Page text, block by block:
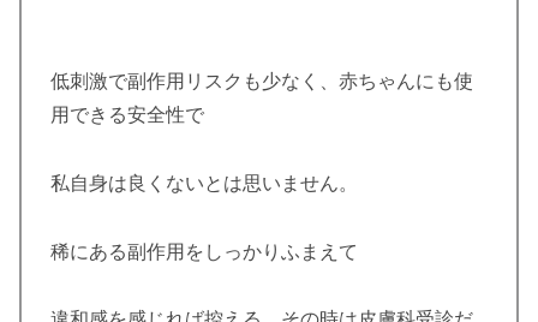
低刺激で副作用リスクも少なく、赤ちゃんにも使
用できる安全性で
私自身は良くないとは思いません。
稀にある副作用をしっかりふまえて